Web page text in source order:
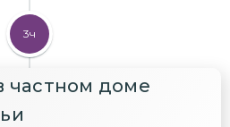
и местные
3ч
частном доме